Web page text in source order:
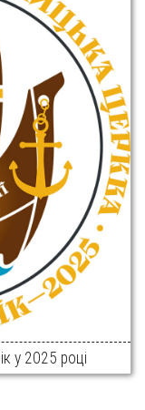
у 2025 році